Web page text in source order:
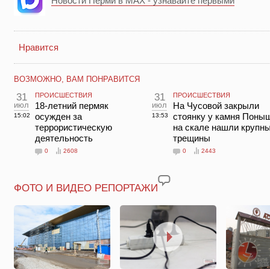
Нравится
ВОЗМОЖНО, ВАМ ПОНРАВИТСЯ
31
июл
15:02
ПРОИСШЕСТВИЯ
18-летний пермяк
осужден за
террористическую
деятельность
0 2608
31
июл
13:53
ПРОИСШЕСТВИЯ
На Чусовой закрыли
стоянку у камня
на скале нашли
трещины
0 2443
ФОТО И ВИДЕО РЕПОРТАЖИ